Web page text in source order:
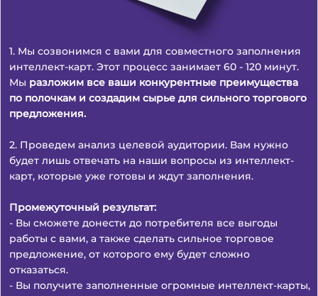
1. Мы созвонимся с вами для совместного заполнения
интеллект-карт. Этот процесс занимает 60 - 120 минут.
Мы разложим все ваши конкурентные преимущества
по полочкам и создадим сырье для сильного торгового
предложения.
2. Проведем анализ целевой аудитории. Вам нужно
будет лишь отвечать на наши вопросы из интеллект-
карт, которые уже готовы и ждут заполнения.
Промежуточный результат:
- Вы сможете донести до потребителя все выгоды
работы с вами, а также сделать сильное торговое
предложение, от которого ему будет сложно
отказаться.
- Вы получите заполненные огромные интеллект-карты,